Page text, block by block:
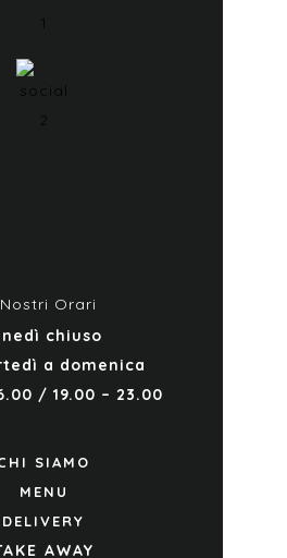
Orari
chiuso
a domenica
/ 19.00 – 23.00
SIAMO
MENU
DELIVERY
AWAY